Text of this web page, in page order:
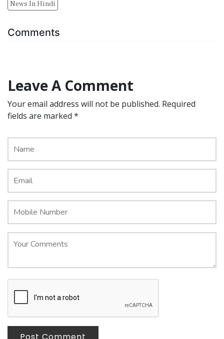
News In Hindi
Comments
Leave A Comment
Your email address will not be published. Required
fields are marked *
Post Comment